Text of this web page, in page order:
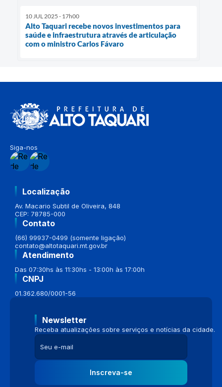
10 JUL 2025 - 17h00
Alto Taquari recebe novos investimentos para
saúde e infraestrutura através de articulação
com o ministro Carlos Fávaro
Siga-nos
Localização
Av. Macario Subtil de Oliveira, 848
CEP: 78785-000
Contato
(66) 99937-0499 (somente ligação)
contato@altotaquari.mt.gov.br
Atendimento
Das 07:30hs às 11:30hs - 13:00h às 17:00h
CNPJ
01.362.680/0001-56
Newsletter
Receba atualizações sobre serviços e notícias da cidade.
Inscreva-se